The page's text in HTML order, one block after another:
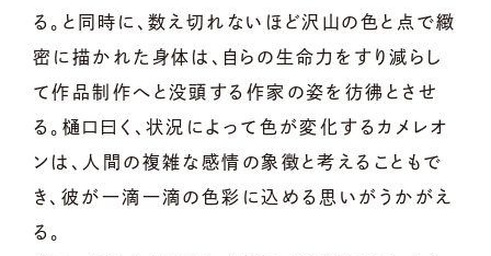
る。と同時に、数え切れないほど沢山の色と点で緻
密に描かれた身体は、自らの生命力をすり減らし
て作品制作へと没頭する作家の姿を彷彿とさせ
る。樋口曰く、状況によって色が変化するカメレオ
ンは、人間の複雑な感情の象徴と考えることもで
き、彼が一滴一滴の色彩に込める思いがうかがえ
る。